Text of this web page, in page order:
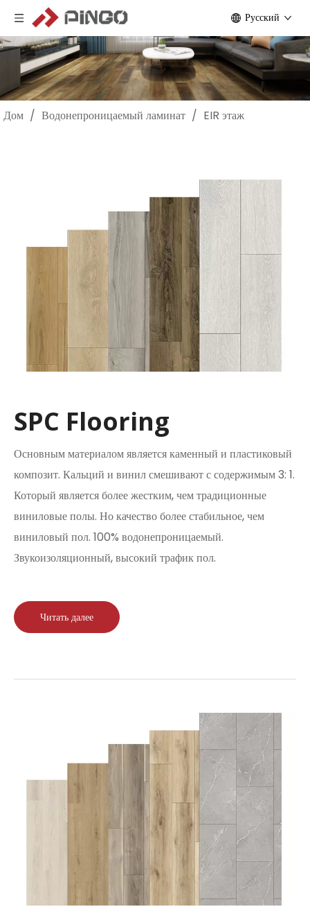
Pусский
Дом / Водонепроницаемый ламинат / EIR этаж
SPC Flooring
Основным материалом является каменный и пластиковый
композит. Кальций и винил смешивают с содержимым 3: 1.
Который является более жестким, чем традиционные
виниловые полы. Но качество более стабильное, чем
виниловый пол. 100% водонепроницаемый.
Звукоизоляционный, высокий трафик пол.
Читать далее